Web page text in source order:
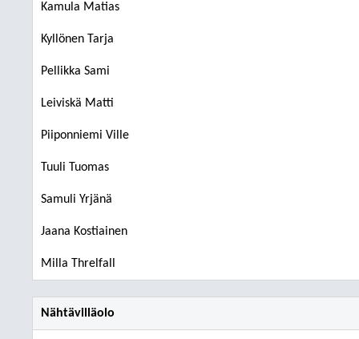
Kamula Matias
Kyllönen Tarja
Pellikka Sami
Leiviskä Matti
Piiponniemi Ville
Tuuli Tuomas
Samuli Yrjänä
Jaana Kostiainen
Milla Threlfall
Nähtävilläolo